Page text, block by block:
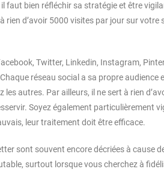
faut bien réfléchir sa stratégie et être
rien d’avoir 5000 visites par jour sur
Twitter, Linkedin, Instagram,
réseau social a sa propre audience
autres. Par ailleurs, il ne sert à rien
Soyez également particulièrement
leur traitement doit être efficace.
sont souvent encore décriées à cause
surtout lorsque vous cherchez à